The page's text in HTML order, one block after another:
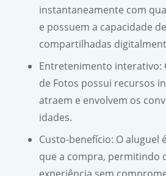
instantaneamente com
e possuem a capacidade
compartilhadas
Entretenimento interativo:
de Fotos possui recursos
atraem e envolvem os
idades.
Custo-benefício: O aluguel
que a compra, permitindo